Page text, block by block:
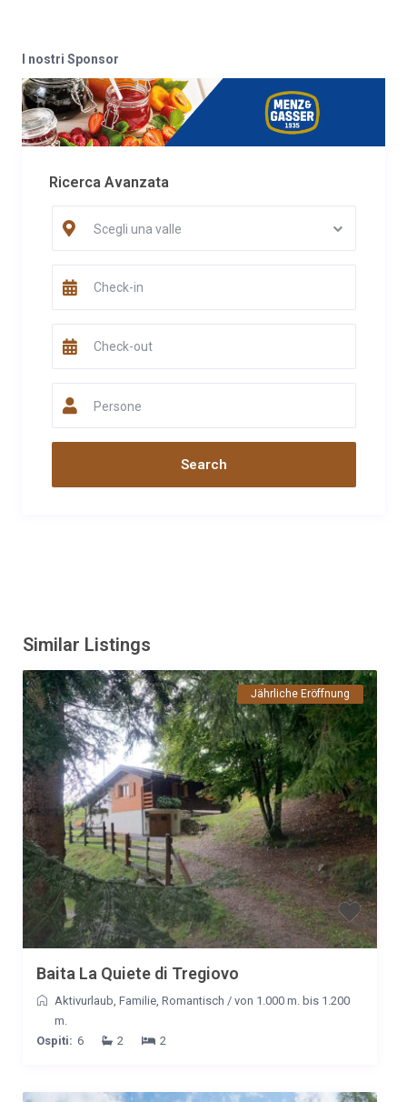
I nostri Sponsor
Ricerca Avanzata
Scegli una valle
Persone
Similar Listings
Jährliche Eröffnung
Baita La Quiete di Tregiovo
Aktivurlaub, Familie, Romantisch / von 1.000 m. bis 1.200
m.
Ospiti: 6 2 2